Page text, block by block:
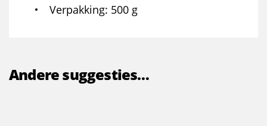
Verpakking 500 g
Andere suggesties…